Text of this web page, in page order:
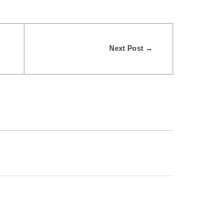
Next Post